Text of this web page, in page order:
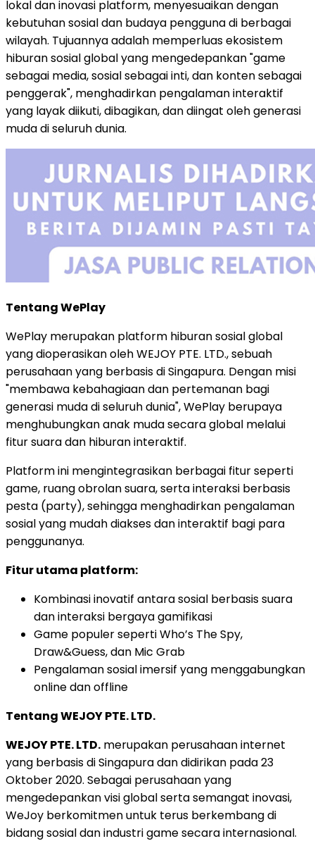
lokal dan inovasi platform, menyesuaikan dengan
kebutuhan sosial dan budaya pengguna di berbagai
wilayah. Tujuannya adalah memperluas ekosistem
hiburan sosial global yang mengedepankan "game
sebagai media, sosial sebagai inti, dan konten sebagai
penggerak", menghadirkan pengalaman interaktif
yang layak diikuti, dibagikan, dan diingat oleh generasi
muda di seluruh dunia.
Tentang WePlay
WePlay merupakan platform hiburan sosial global
yang dioperasikan oleh WEJOY PTE. LTD., sebuah
perusahaan yang berbasis di Singapura. Dengan misi
"membawa kebahagiaan dan pertemanan bagi
generasi muda di seluruh dunia", WePlay berupaya
menghubungkan anak muda secara global melalui
fitur suara dan hiburan interaktif.
Platform ini mengintegrasikan berbagai fitur seperti
game, ruang obrolan suara, serta interaksi berbasis
pesta (party), sehingga menghadirkan pengalaman
sosial yang mudah diakses dan interaktif bagi para
penggunanya.
Fitur utama platform:
Kombinasi inovatif antara sosial berbasis suara
dan interaksi bergaya gamifikasi
Game populer seperti Who’s The Spy,
Draw&Guess, dan Mic Grab
Pengalaman sosial imersif yang menggabungkan
online dan offline
Tentang WEJOY PTE. LTD.
WEJOY PTE. LTD. merupakan perusahaan internet
yang berbasis di Singapura dan didirikan pada 23
Oktober 2020. Sebagai perusahaan yang
mengedepankan visi global serta semangat inovasi,
WeJoy berkomitmen untuk terus berkembang di
bidang sosial dan industri game secara internasional.